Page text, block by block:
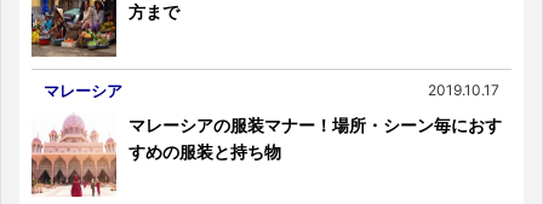
方まで
マレーシア 2019.10.17
マレーシアの服装マナー！場所・シーン毎におす
すめの服装と持ち物